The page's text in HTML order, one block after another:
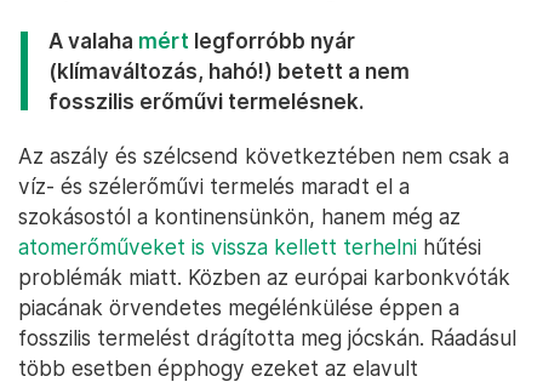
A valaha mért legforróbb nyár
(klímaváltozás, hahó!) betett a nem
fosszilis erőművi termelésnek.
Az aszály és szélcsend következtében nem csak a
víz- és szélerőművi termelés maradt el a
szokásostól a kontinensünkön, hanem még az
atomerőműveket is vissza kellett terhelni hűtési
problémák miatt. Közben az európai karbonkvóták
piacának örvendetes megélénkülése éppen a
fosszilis termelést drágította meg jócskán. Ráadásul
több esetben épphogy ezeket az elavult